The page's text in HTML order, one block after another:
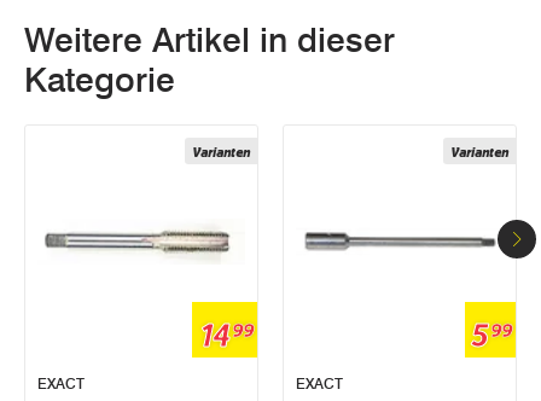
Weitere Artikel in dieser
Kategorie
Varianten
1499
EXACT
Varianten
599
EXACT